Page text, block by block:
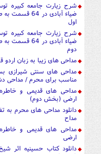
شرح زیارت جامعه کبیره
ضیاء آبادی در
اول
شرح زیارت جامعه کبیره
ضیاء آبادی در
دوم
مداحی های زیبا به زبان
مداحی های سنتی شیرازی
مناسب برای محرم / مداحی
مداحی های قدیمی و
ارضی (بخش دوم)
دانلود مداحی های محرم
مداح
مداحی های قدیمی و
ارضی
دانلود کتاب حسینیه اثر